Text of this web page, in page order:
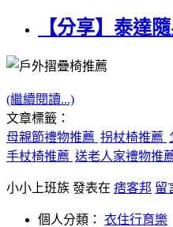
【分享】泰達
(繼續閱讀...)
文章標籤：
母親節禮物推薦 拐杖椅推薦
手杖椅推薦 送老人家禮物推
小小上班族 發表在 痞客邦 留
個人分類： 衣住行育樂